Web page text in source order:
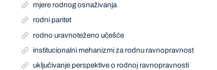
mjere rodnog osnaživanja
rodni paritet
rodno uravnoteženo učešće
institucionalni mehanizmi za rodnu ravnopravnost
uključivanje perspektive o rodnoj ravnopravnosti